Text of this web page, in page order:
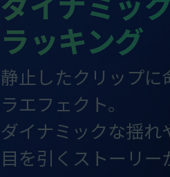
ラッキング
静止したクリップ
ラエフェクト。
ダイナミックな揺
目を引くストーリー